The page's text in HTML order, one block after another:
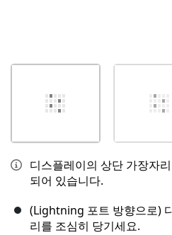
디스플레이의 상단 가장자
되어 있습니다.
(Lightning 포트 방향으로)
리를 조심히 당기세요.